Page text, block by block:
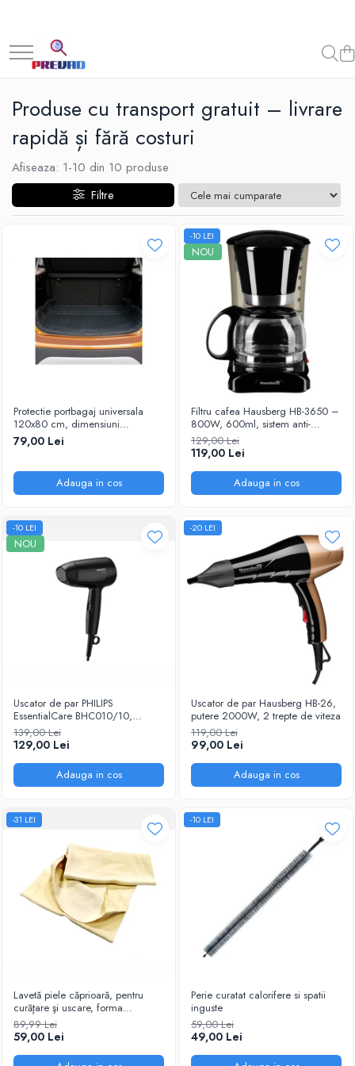
Produse cu transport gratuit – livrare
rapidă și fără costuri
Afiseaza: 1-10 din 10 produse
Filtre
Protectie portbagaj universala
120x80 cm, dimensiuni
ajustabile, negru
79,00 Lei
Adauga in cos
-10 LEI
NOU
Filtru cafea Hausberg HB-3650 –
800W, 600ml, sistem anti-
picurare, negru
129,00 Lei
119,00 Lei
Adauga in cos
-10 LEI
NOU
Uscator de par PHILIPS
EssentialCare BHC010/10,
1200W – Protectie
ThermoProtect pentru par sanatos
139,00 Lei
129,00 Lei
Adauga in cos
-20 LEI
Uscator de par Hausberg HB-26,
putere 2000W, 2 trepte de viteza
119,00 Lei
99,00 Lei
Adauga in cos
-31 LEI
Lavetă piele căprioară, pentru
curăţare şi uscare, forma
neregulată 38*30
89,99 Lei
59,00 Lei
-10 LEI
Perie curatat calorifere si spatii
inguste
59,00 Lei
49,00 Lei